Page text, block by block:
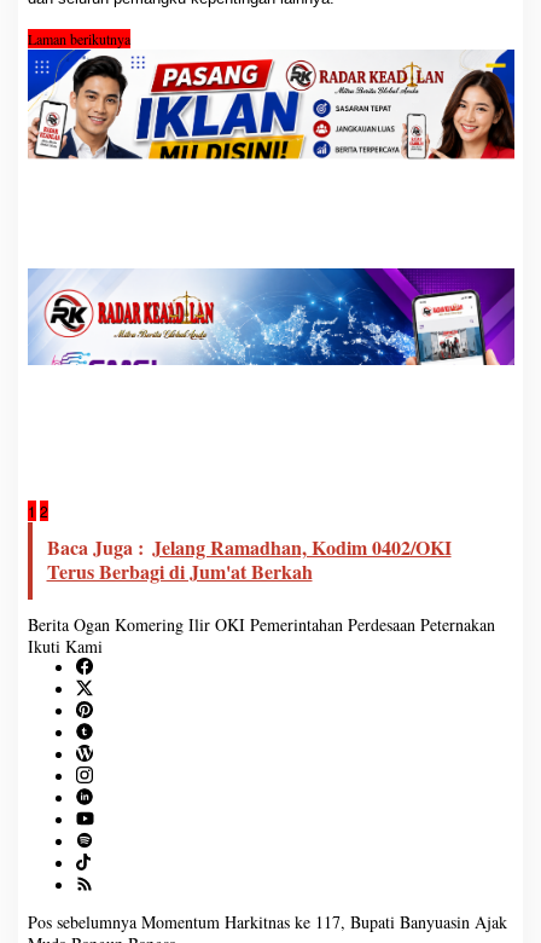
b
n
g
Laman berikutnya
1 2
Baca Juga : Jelang Ramadhan, Kodim 0402/OKI
Terus Berbagi di Jum'at Berkah
Berita Ogan Komering Ilir OKI Pemerintahan Perdesaan Peternakan
Ikuti Kami
N
Pos sebelumnyaMomentum Harkitnas ke 117, Bupati Banyuasin Ajak